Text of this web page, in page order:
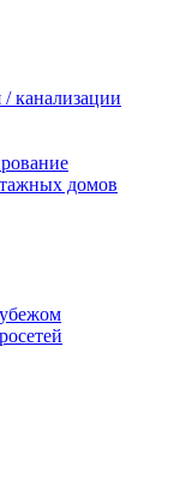
канализации
домов